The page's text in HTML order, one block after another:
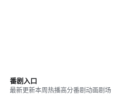
番剧入口
最新更新本周热播高分番剧动画剧场